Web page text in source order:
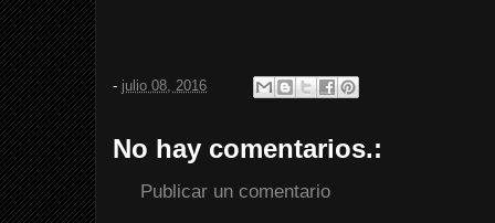
- julio 08, 2016
No hay comentarios.:
Publicar un comentario